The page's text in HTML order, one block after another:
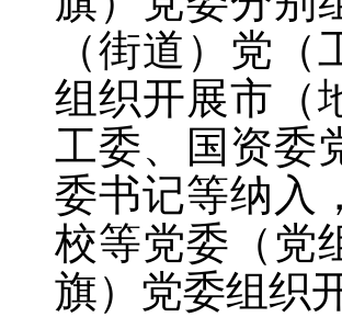
（街道）党
组织开展市（
工委、国资委
委书记等纳入
校等党委（党
旗）党委组织